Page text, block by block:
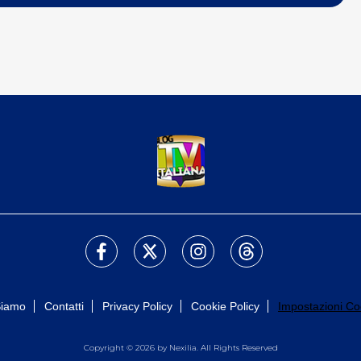
Contatti Privacy Policy Cookie Policy Impostazioni
Copyright © 2026 by Nexilia. All Rights Reserved